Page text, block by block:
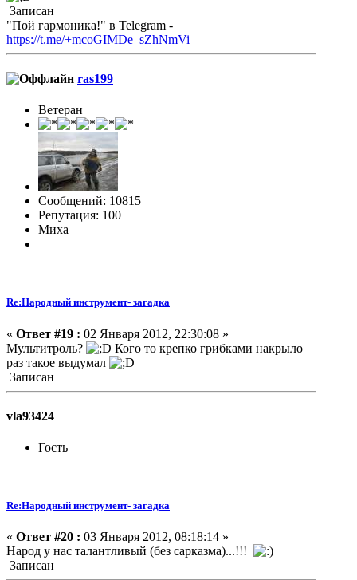
Записан
"Пой гармоника!" в Telegram -
https://t.me/+mcoGIMDe_sZhNmVi
ras199
Ветеран
Сообщений: 10815
Репутация: 100
Миха
Re:Народный инструмент- загадка
« Ответ #19 : 02 Января 2012, 22:30:08 »
Мультитроль?
Кого то крепко грибками накрыло
раз такое выдумал
Записан
vla93424
Гость
Re:Народный инструмент- загадка
« Ответ #20 : 03 Января 2012, 08:18:14 »
Народ у нас талантливый (без сарказма)...!!!
Записан